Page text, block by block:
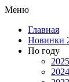
Меню
Главная
Новинки
По году
2025
2024